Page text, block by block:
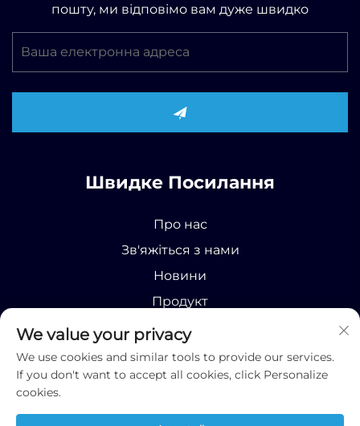
пошту, ми відповімо вам дуже швидко
Швидке Посилання
Про нас
Зв'яжіться з нами
Новини
Продукт
We value your privacy
We use cookies and similar tools to provide our services.
If you don't want to accept all cookies, click Personalize
cookies.